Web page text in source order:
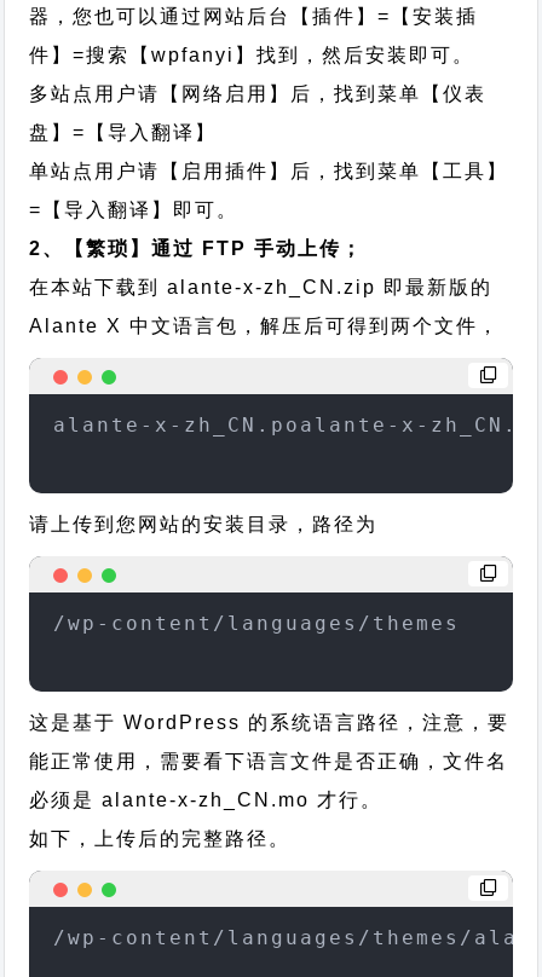
器，您也可以通过网站后台【插件】=【安装插
件】=搜索【wpfanyi】找到，然后安装即可。
多站点用户请【网络启用】后，找到菜单【仪表
盘】=【导入翻译】
单站点用户请【启用插件】后，找到菜单【工具】
=【导入翻译】即可。
2、【繁琐】通过 FTP 手动上传；
在本站下载到alante-x-zh_CN.zip 即最新版的
Alante X 中文语言包，解压后可得到两个文件，
alante-x-zh_CN.poalante-x-
请上传到您网站的安装目录，路径为
/wp-content/languages/themes
这是基于 WordPress 的系统语言路径，注意，要
能正常使用，需要看下语言文件是否正确，文件名
必须是 alante-x-zh_CN.mo 才行。
如下，上传后的完整路径。
/wp-content/languages/themes/